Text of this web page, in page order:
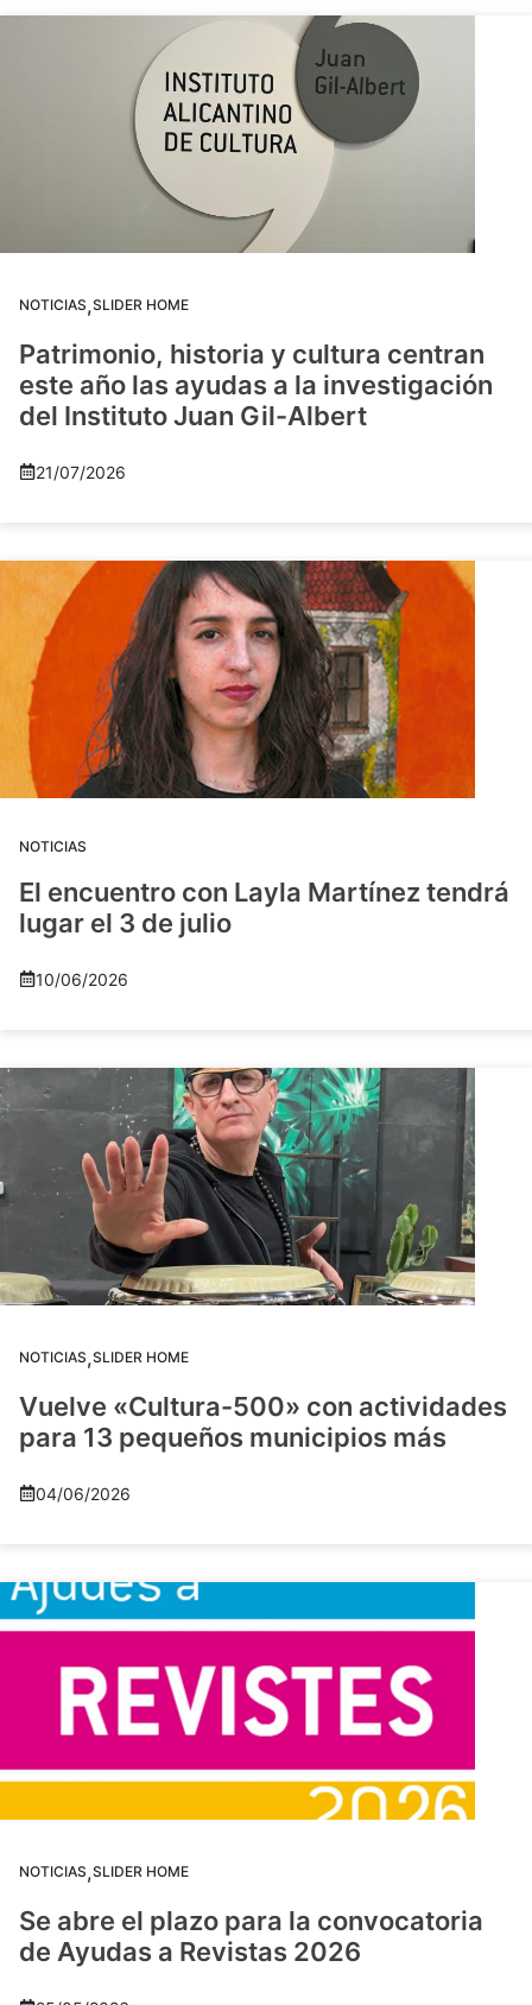
NOTICIAS,SLIDER HOME
Patrimonio, historia y cultura centran
este año las ayudas a la investigación
del Instituto Juan Gil-Albert
21/07/2026
NOTICIAS
El encuentro con Layla Martínez tendrá
lugar el 3 de julio
10/06/2026
NOTICIAS,SLIDER HOME
Vuelve «Cultura-500» con actividades
para 13 pequeños municipios más
04/06/2026
NOTICIAS,SLIDER HOME
Se abre el plazo para la convocatoria
de Ayudas a Revistas 2026